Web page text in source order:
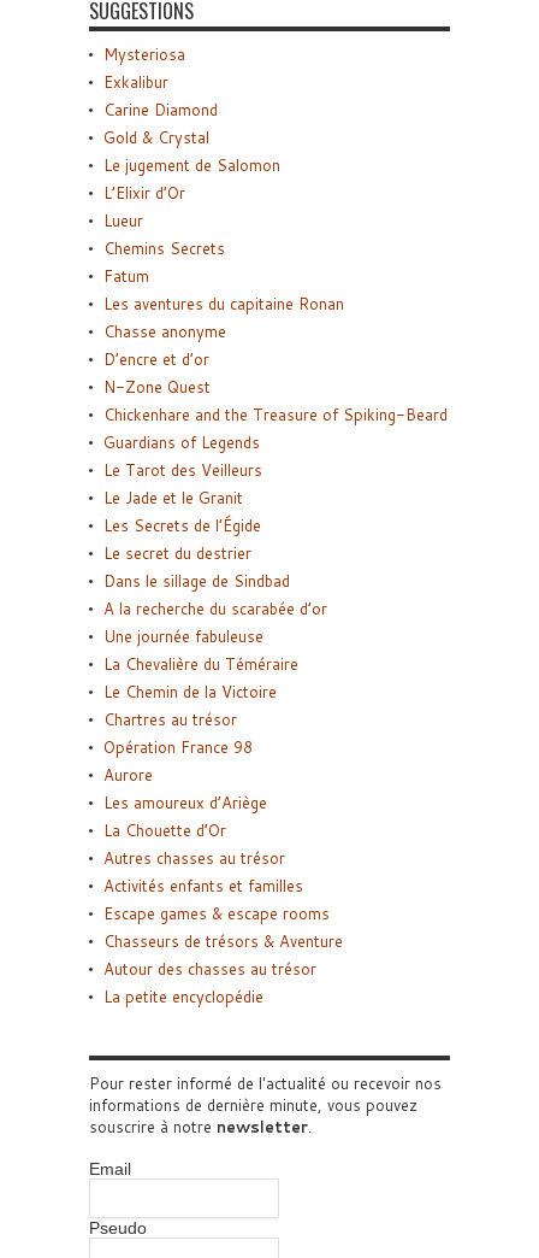
SUGGESTIONS
Mysteriosa
Exkalibur
Carine Diamond
Gold & Crystal
Le jugement de Salomon
L’Elixir d’Or
Lueur
Chemins Secrets
Fatum
Les aventures du capitaine Ronan
Chasse anonyme
D’encre et d’or
N-Zone Quest
Chickenhare and the Treasure of Spiking-Beard
Guardians of Legends
Le Tarot des Veilleurs
Le Jade et le Granit
Les Secrets de l’Égide
Le secret du destrier
Dans le sillage de Sindbad
A la recherche du scarabée d’or
Une journée fabuleuse
La Chevalière du Téméraire
Le Chemin de la Victoire
Chartres au trésor
Opération France 98
Aurore
Les amoureux d’Ariège
La Chouette d’Or
Autres chasses au trésor
Activités enfants et familles
Escape games & escape rooms
Chasseurs de trésors & Aventure
Autour des chasses au trésor
La petite encyclopédie
Pour rester informé de l'actualité ou recevoir nos
informations de dernière minute, vous pouvez
souscrire à notre newsletter.
Email
Pseudo